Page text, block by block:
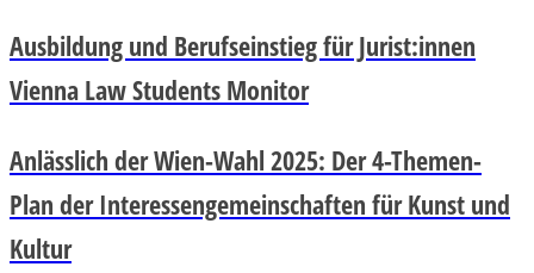
Ausbildung und Berufseinstieg für Jurist:innen
Vienna Law Students Monitor
Anlässlich der Wien-Wahl 2025: Der 4-Themen-
Plan der Interessengemeinschaften für Kunst und
Kultur